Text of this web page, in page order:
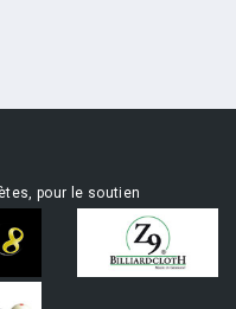
pour le soutien